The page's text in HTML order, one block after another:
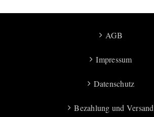
AGB
Impressum
Datenschutz
Bezahlung und Versand